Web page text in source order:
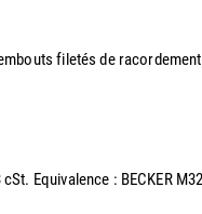
filetés de
Equivalence : BECKER